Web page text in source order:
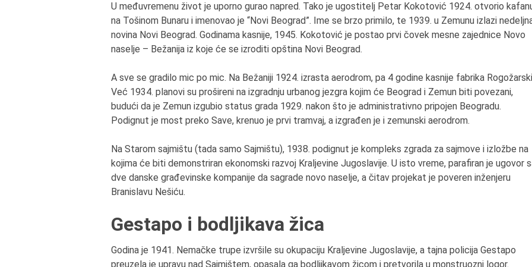
U međuvremenu život je uporno gurao napred. Tako je ugostitelj Petar Kokotović 1924. otvorio
na Tošinom Bunaru i imenovao je “Novi Beograd”. Ime se brzo primilo, te 1939. u Zemunu izlazi
novina Novi Beograd. Godinama kasnije, 1945. Kokotović je postao prvi čovek mesne zajednice Novo
naselje – Bežanija iz koje će se izroditi opština Novi Beograd.
A sve se gradilo mic po mic. Na Bežaniji 1924. izrasta aerodrom, pa 4 godine kasnije fabrika
Već 1934. planovi su prošireni na izgradnju urbanog jezgra kojim će Beograd i Zemun biti povezani,
budući da je Zemun izgubio status grada 1929. nakon što je administrativno pripojen Beogradu.
Podignut je most preko Save, krenuo je prvi tramvaj, a izgrađen je i zemunski aerodrom.
Na Starom sajmištu (tada samo Sajmištu), 1938. podignut je kompleks zgrada za sajmove i izložbe na
kojima će biti demonstriran ekonomski razvoj Kraljevine Jugoslavije. U isto vreme, parafiran je ugovor
dve danske građevinske kompanije da sagrade novo naselje, a čitav projekat je poveren inženjeru
Branislavu Nešiću.
Gestapo i bodljikava žica
Godina je 1941. Nemačke trupe izvršile su okupaciju Kraljevine Jugoslavije, a tajna policija Gestapo
preuzela je upravu nad Sajmištem, opasala ga bodljikavom žicom i pretvorila u monstruozni logor.